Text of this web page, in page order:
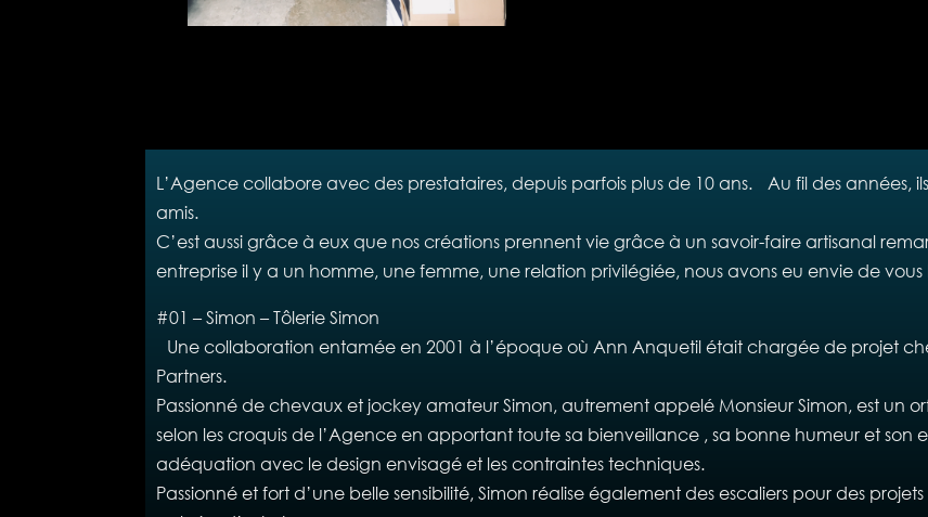
L’Agence collabore avec des prestataires, depuis parfois plus de 10 ans. Au fil des années,
amis.
C’est aussi grâce à eux que nos créations prennent vie grâce à un savoir-faire artisanal
entreprise il y a un homme, une femme, une relation privilégiée, nous avons eu envie de
#01 – Simon – Tôlerie Simon
Une collaboration entamée en 2001 à l’époque où Ann Anquetil était chargée de projet
Partners.
Passionné de chevaux et jockey amateur Simon, autrement appelé Monsieur Simon, est un
selon les croquis de l’Agence en apportant toute sa bienveillance , sa bonne humeur et son
adéquation avec le design envisagé et les contraintes techniques.
Passionné et fort d’une belle sensibilité, Simon réalise également des escaliers pour des